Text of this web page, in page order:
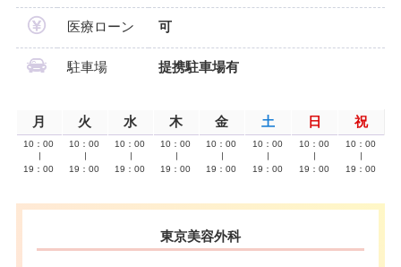
医療ローン 可
駐車場 提携駐車場有
月 火 水 木 金 土 日 祝
10：00
19：00
10：00
19：00
10：00
19：00
10：00
19：00
10：00
19：00
10：00
19：00
10：00
19：00
10：00
19：00
東京美容外科